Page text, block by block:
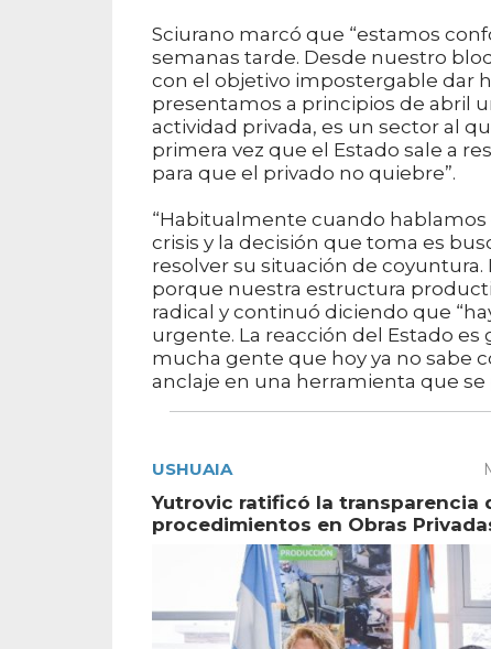
Sciurano marcó que “estamos
semanas tarde. Desde nuestro
con el objetivo impostergable dar
presentamos a principios de abril
actividad privada, es un sector al
primera vez que el Estado sale a
para que el privado no quiebre”.
“Habitualmente cuando hablamos
crisis y la decisión que toma es
resolver su situación de
porque nuestra estructura
radical y continuó diciendo que
urgente. La reacción del Estado
mucha gente que hoy ya no sabe
anclaje en una herramienta que se
USHUAIA
Yutrovic ratificó la transparencia
procedimientos en Obras